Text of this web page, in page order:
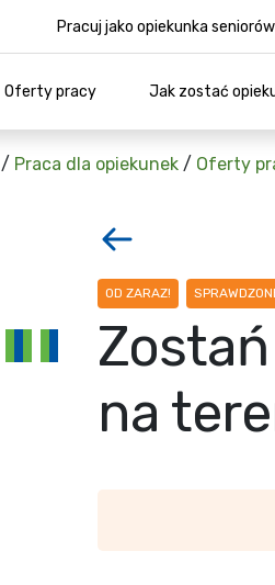
Pracuj jako opiekunka
Oferty pracy Jak zostać
/ Praca dla opiekunek / Oferty
OD ZARAZ!
na